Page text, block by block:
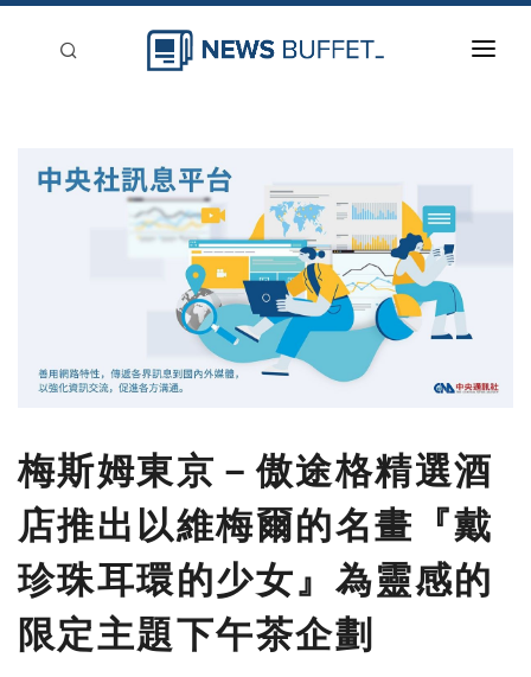
梅斯姆東京－傲途格精選酒
店推出以維梅爾的名畫『戴
珍珠耳環的少女』為靈感的
限定主題下午茶企劃